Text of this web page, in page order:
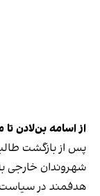
از اسامه بن‌لادن
شهروندان خارجی
هدفمند در سیاست